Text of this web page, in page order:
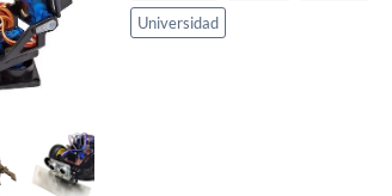
Universidad